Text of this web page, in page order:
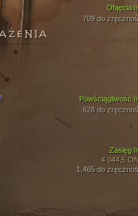
Objęcia
709 do
Powściągliwość
628 do
Zasięg
4 044,5
1,465 do